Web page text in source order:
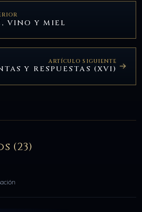
VINO Y MIEL
ARTÍCULO SIGUIENTE
Y RESPUESTAS (XVI)
(23)